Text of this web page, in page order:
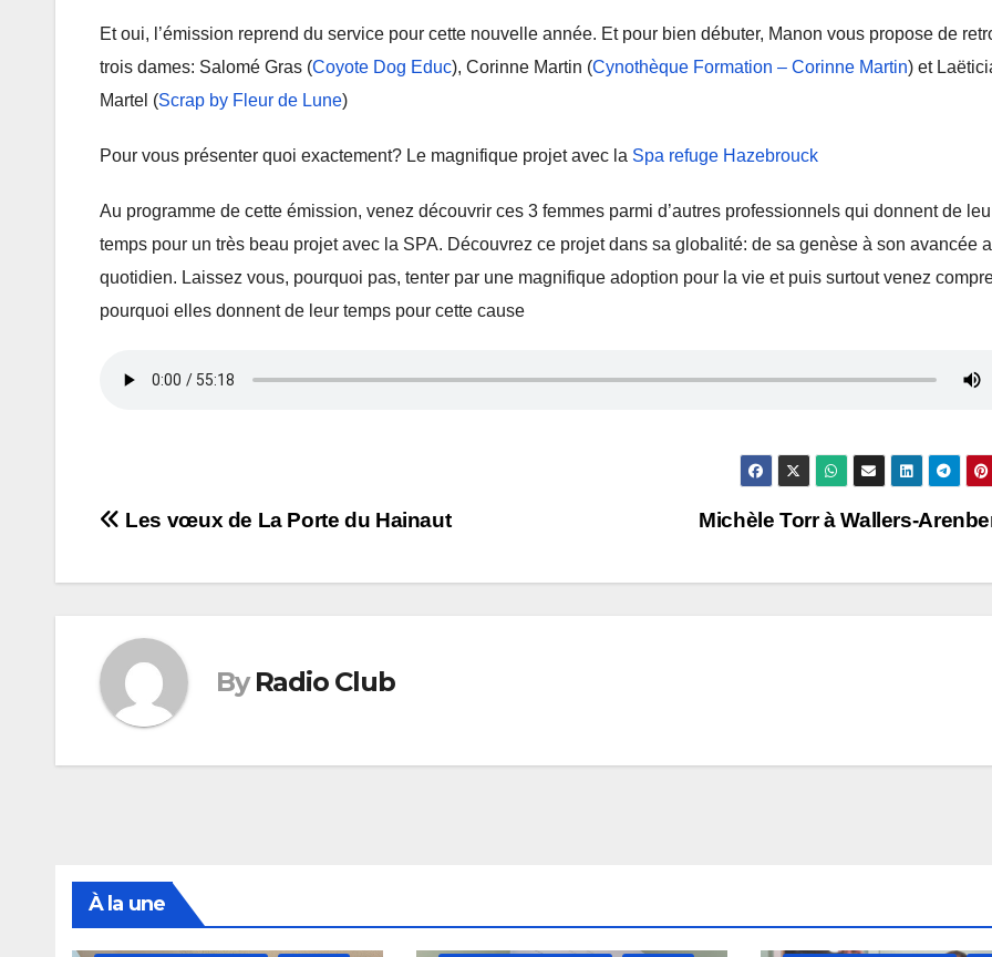
Et oui, l’émission reprend du service pour cette nouvelle année. Et pour bien débuter, Manon vous propose de
trois dames: Salomé Gras (Coyote Dog Educ), Corinne Martin (Cynothèque Formation – Corinne Martin) et
Martel (Scrap by Fleur de Lune)
Pour vous présenter quoi exactement? Le magnifique projet avec la Spa refuge Hazebrouck
Au programme de cette émission, venez découvrir ces 3 femmes parmi d’autres professionnels qui donnent de
temps pour un très beau projet avec la SPA. Découvrez ce projet dans sa globalité: de sa genèse à son avancée
quotidien. Laissez vous, pourquoi pas, tenter par une magnifique adoption pour la vie et puis surtout venez
pourquoi elles donnent de leur temps pour cette cause
Navigation
de
Michèle Torr à Wallers-
Les vœux de La Porte du Hainaut
By Radio Club
À la une